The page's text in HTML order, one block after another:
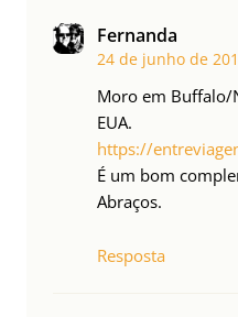
Fernanda
24 de junho de
Moro em Buffalo/
EUA.
https://
É um bom
Abraços.
Resposta